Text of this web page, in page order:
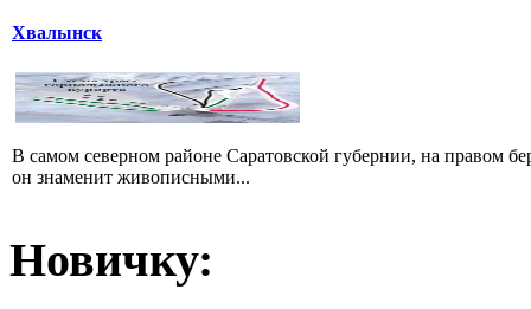
Хвалынск
В самом северном районе Саратовской губернии, на правом
он знаменит живописными...
Новичку: